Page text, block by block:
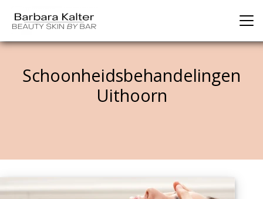
Schoonheidsbehandelingen
Uithoorn